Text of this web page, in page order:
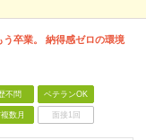
う卒業。 納得感ゼロの環境
不問 ベテランOK
数月 面接1回